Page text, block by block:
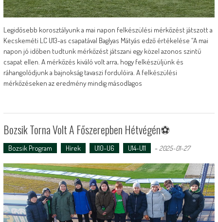
Legidősebb korosztályunk a mai napon felkészülési mérkőzést játszott a
Kecskeméti LC U13-as csapatával Baglyas Mátyás edző értékelése “A mai
napon jó időben tudtunk mérkőzést játszani egy közel azonos szintű
csapat ellen. A mérkőzés kiváló volt arra, hogy felkészüljünk és
ráhangolódjunk a bajnokság tavaszi fordulóira. A felkészülési
mérkőzéseken az eredmény mindig másodlagos
Bozsik Torna Volt A Főszerepben Hétvégén⚽️
Bozsik Program Hírek U10-U6 U14-U11 - 2025-01-27